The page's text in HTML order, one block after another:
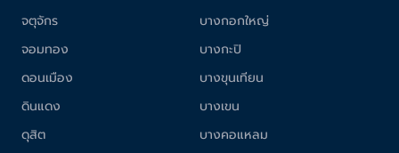
จตุจักร
จอมทอง
ดอนเมือง
ดินแดง
ดุสิต
บางกอกใหญ่
บางกะปิ
บางขุนเทียน
บางเขน
บางคอแหลม